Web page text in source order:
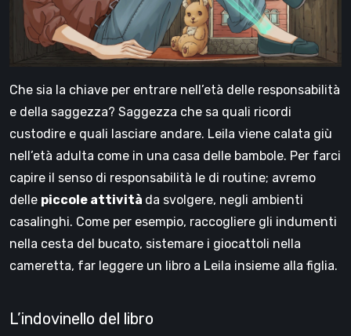
Che sia la chiave per entrare nell’età delle responsabilità
e della saggezza? Saggezza che sa quali ricordi
custodire e quali lasciare andare. Leila viene calata giù
nell’età adulta come in una casa delle bambole. Per farci
capire il senso di responsabilità le di routine; avremo
delle piccole attività da svolgere, negli ambienti
casalinghi. Come per esempio, raccogliere gli indumenti
nella cesta del bucato, sistemare i giocattoli nella
cameretta, far leggere un libro a Leila insieme alla figlia.
L’indovinello del libro